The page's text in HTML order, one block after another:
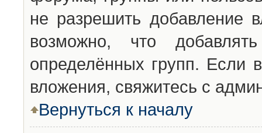
не разрешить добавление
возможно, что
определённых групп. Если
вложения, свяжитесь с
Вернуться к началу